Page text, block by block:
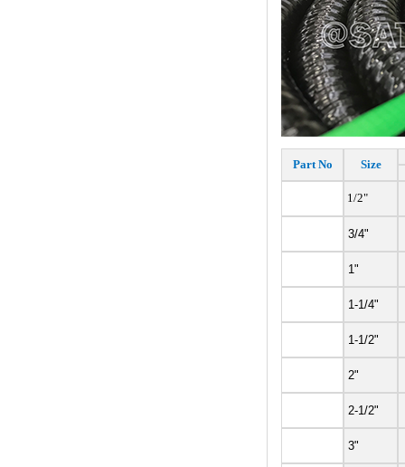
Part No Size
1/2"
3/4"
1"
1-1/4"
1-1/2"
2"
2-1/2"
3"